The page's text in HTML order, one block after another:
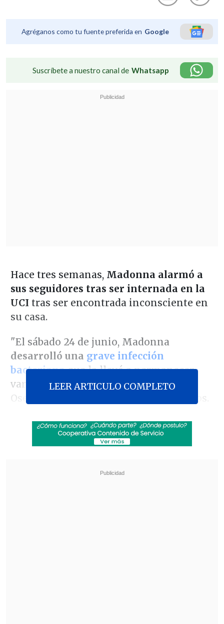
Agréganos como tu fuente preferida en Google
Suscríbete a nuestro canal de Whatsapp
Hace tres semanas, Madonna alarmó a
sus seguidores tras ser internada en la
UCI tras ser encontrada inconsciente en
su casa.
"El sábado 24 de junio, Madonna
desarrolló una grave infección
bacterianaque la llevó a permanecer
varios días en la UCI", comunicó Guy
Oseary, manager de la artista de 64 años.
Revisa también
"Juntos por siempre": Daniela Muñoz y alcalde
LEER ARTICULO COMPLETO